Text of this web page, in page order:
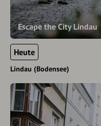
Escape the City Lindau
Heute
Lindau (Bodensee)